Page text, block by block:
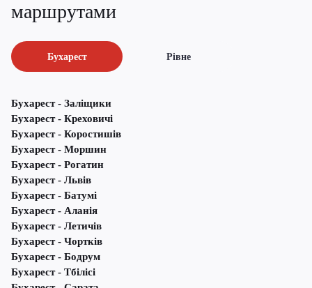
маршрутами
Бухарест Рівне
Бухарест - Заліщики
Бухарест - Креховичі
Бухарест - Коростишів
Бухарест - Моршин
Бухарест - Рогатин
Бухарест - Львів
Бухарест - Батумі
Бухарест - Аланія
Бухарест - Летичів
Бухарест - Чортків
Бухарест - Бодрум
Бухарест - Тбілісі